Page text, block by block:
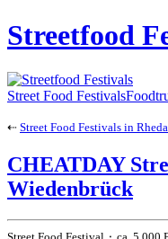
Streetfood
Street Food Festivals
⇠ Street Food Festivals in
CHEATDAY
Wiedenbrück